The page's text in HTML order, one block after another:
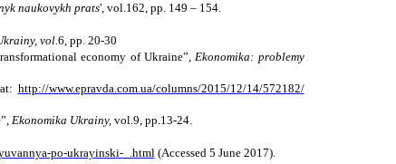
naukovykh prats', vol.162, pp. 149 – 154.
vol.6, pp. 20-30
economy of Ukraine”,Ekonomika: problemy
http://www.epravda.com.ua/columns/2015/12/14/572182/
Ekonomika Ukrainy, vol.9, pp.13-24.
po-ukrayinski-_.html(Accessed 5 June 2017).